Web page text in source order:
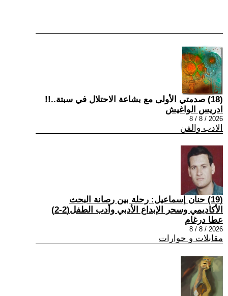
(18) صدمتي الأولى مع بشاعة الاحتلال في سبتة..!!
ادريس الواغيش
2026 / 8 / 8
الادب والفن
(19) حنان إسماعيل: رحلة بين رصانة البحث
الأكاديمي وسحر الإبداع الأدبي وأدب الطفل(2-2)
عطا درغام
2026 / 8 / 8
مقابلات و حوارات